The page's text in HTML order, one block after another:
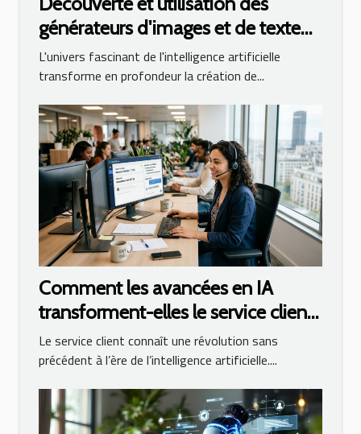
générateurs d'images et de texte
basés sur l'IA
L'univers fascinant de l'intelligence artificielle
transforme en profondeur la création de...
Comment les avancées en IA
transforment-elles le service client
?
Le service client connaît une révolution sans
précédent à l’ère de l’intelligence artificielle....